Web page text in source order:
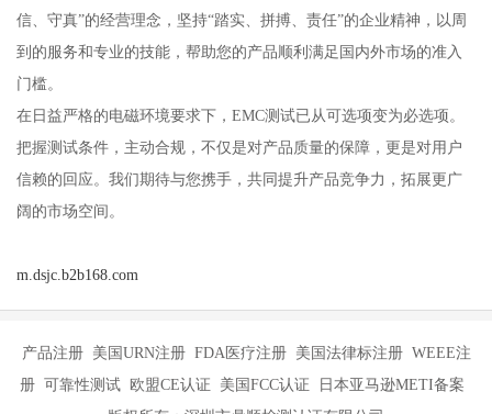
信、守真”的经营理念，坚持“踏实、拼搏、责任”的企业精神，以周
到的服务和专业的技能，帮助您的产品顺利满足国内外市场的准入
门槛。
在日益严格的电磁环境要求下，EMC测试已从可选项变为必选项。
把握测试条件，主动合规，不仅是对产品质量的保障，更是对用户
信赖的回应。我们期待与您携手，共同提升产品竞争力，拓展更广
阔的市场空间。
m.dsjc.b2b168.com
产品注册 美国URN注册 FDA医疗注册 美国法律标注册 WEEE注
册 可靠性测试 欧盟CE认证 美国FCC认证 日本亚马逊METI备案